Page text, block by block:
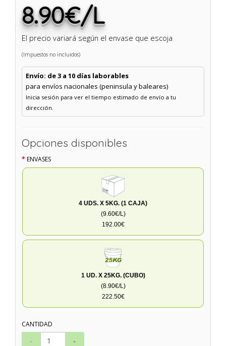
8.90€/L
El precio variará según el envase que escoja
(Impuestos no incluidos)
Envío: de 3 a 10 días laborables
para envíos nacionales (peninsula y baleares)
Inicia sesión para ver el tiempo estimado de envío a tu
dirección.
Opciones disponibles
ENVASES
4 UDS. X 5KG. (1 CAJA)
(9.60€/L)
192.00€
1 UD. X 25KG. (CUBO)
(8.90€/L)
222.50€
CANTIDAD